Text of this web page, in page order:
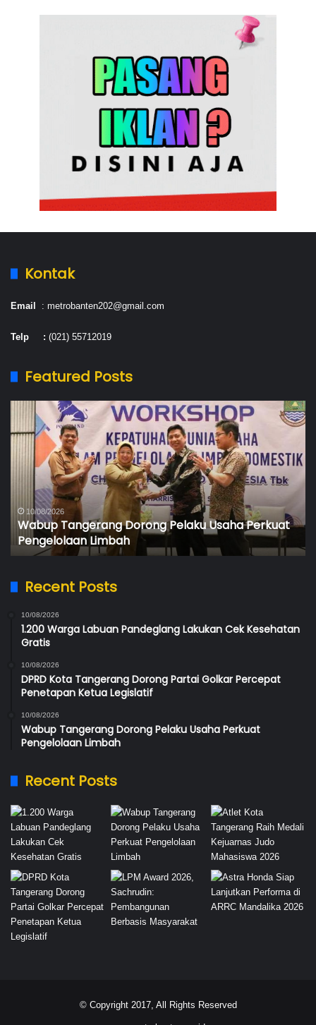
Kontak
Email : metrobanten202@gmail.com
Telp : (021) 55712019
Featured Posts
Tangerang
Dorong
Pelaku
Usaha
Pengelolaan
Limbah10/08/2026
Wabup Tangerang Dorong Pelaku Usaha Perkuat
Pengelolaan Limbah
Recent Posts
10/08/2026
1.200 Warga Labuan Pandeglang Lakukan Cek Kesehatan
Gratis
10/08/2026
DPRD Kota Tangerang Dorong Partai Golkar Percepat
Penetapan Ketua Legislatif
10/08/2026
Wabup Tangerang Dorong Pelaku Usaha Perkuat
Pengelolaan Limbah
Recent Posts
© Copyright 2017, All Rights Reserved